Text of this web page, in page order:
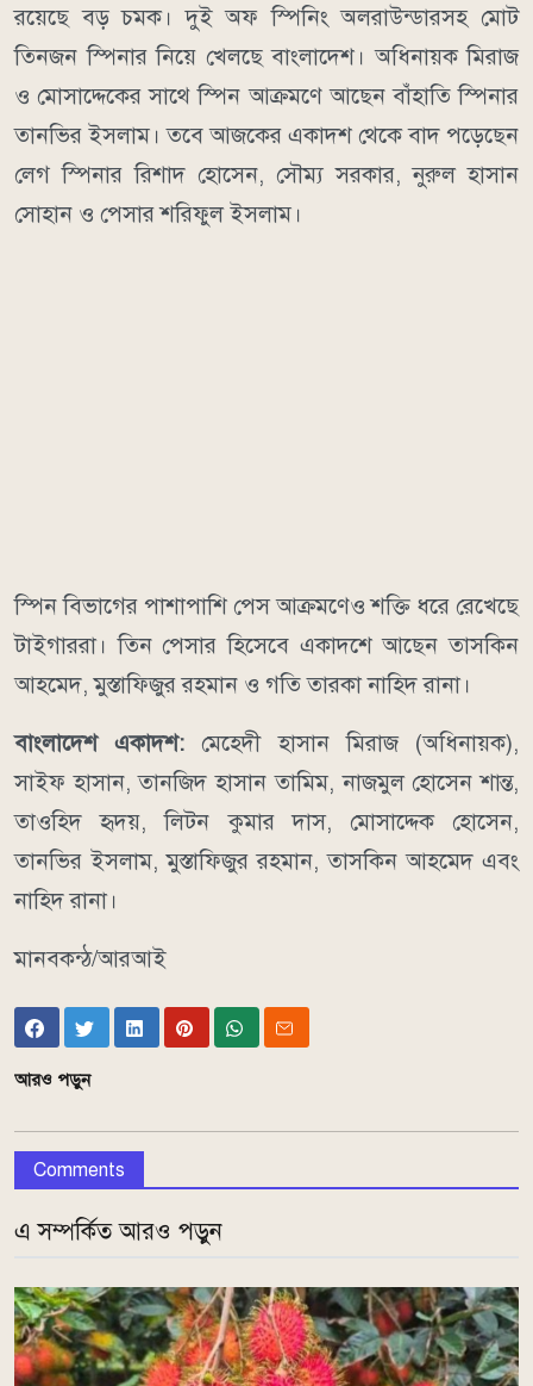
রয়েছে বড় চমক। দুই অফ স্পিনিং অলরাউন্ডারসহ মোট
তিনজন স্পিনার নিয়ে খেলছে বাংলাদেশ। অধিনায়ক মিরাজ
ও মোসাদ্দেকের সাথে স্পিন আক্রমণে আছেন বাঁহাতি স্পিনার
তানভির ইসলাম। তবে আজকের একাদশ থেকে বাদ পড়েছেন
লেগ স্পিনার রিশাদ হোসেন, সৌম‍্য সরকার, নুরুল হাসান
সোহান ও পেসার শরিফুল ইসলাম।
স্পিন বিভাগের পাশাপাশি পেস আক্রমণেও শক্তি ধরে রেখেছে
টাইগাররা। তিন পেসার হিসেবে একাদশে আছেন তাসকিন
আহমেদ, মুস্তাফিজুর রহমান ও গতি তারকা নাহিদ রানা।
বাংলাদেশ একাদশ: মেহেদী হাসান মিরাজ (অধিনায়ক),
সাইফ হাসান, তানজিদ হাসান তামিম, নাজমুল হোসেন শান্ত,
তাওহিদ হৃদয়, লিটন কুমার দাস, মোসাদ্দেক হোসেন,
তানভির ইসলাম, মুস্তাফিজুর রহমান, তাসকিন আহমেদ এবং
নাহিদ রানা।
মানবকন্ঠ/আরআই
আরও পড়ুন
Comments
এ সম্পর্কিত আরও পড়ুন